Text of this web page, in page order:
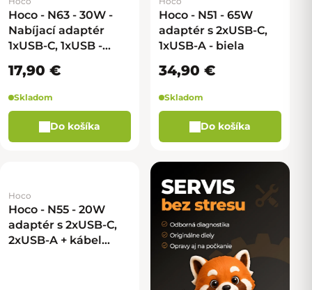
Hoco - N63 - 30W -
Nabíjací adaptér
1xUSB-C, 1xUSB -
17,90 €
Skladom
Do košíka
Hoco - N51 - 65W
adaptér s 2xUSB-C,
1xUSB-A - biela
34,90 €
Skladom
Do košíka
Hoco
Hoco - N55 - 20W
adaptér s 2xUSB-C,
2xUSB-A + kábel